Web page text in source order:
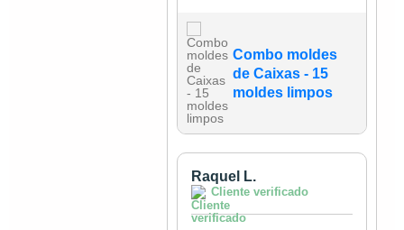
Combo moldes
de Caixas - 15
moldes limpos
Raquel L.
Cliente verificado